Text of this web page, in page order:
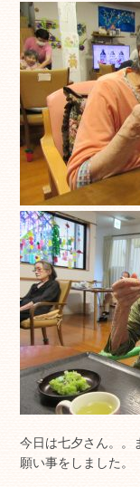
今日は七夕さん。。
願い事をしました。